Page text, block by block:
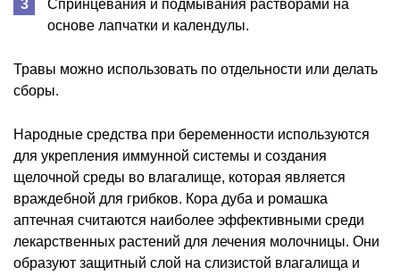
Спринцевания и подмывания растворами на
основе лапчатки и календулы.
Травы можно использовать по отдельности или делать
сборы.
Народные средства при беременности используются
для укрепления иммунной системы и создания
щелочной среды во влагалище, которая является
враждебной для грибков. Кора дуба и ромашка
аптечная считаются наиболее эффективными среди
лекарственных растений для лечения молочницы. Они
образуют защитный слой на слизистой влагалища и